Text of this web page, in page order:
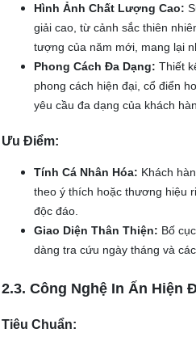
Hình Ảnh Chất Lượng Cao:
giải cao, từ cảnh sắc thiên
tượng của năm mới, mang lại
Phong Cách Đa Dạng: Thiết
phong cách hiện đại, cổ điển
yêu cầu đa dạng của khách
Ưu Điểm:
Tính Cá Nhân Hóa: Khách
theo ý thích hoặc thương hiệu
độc đáo.
Giao Diện Thân Thiện: Bố
dàng tra cứu ngày tháng và các
2.3. Công Nghệ In Ấn Hiện
Tiêu Chuẩn: